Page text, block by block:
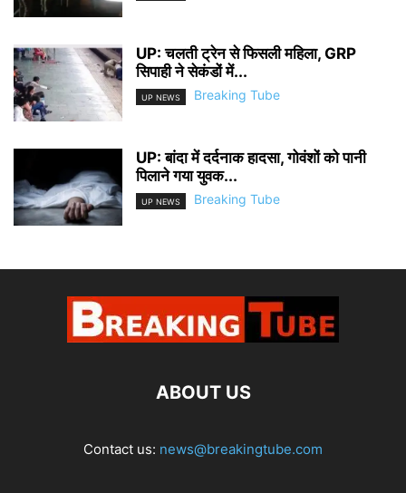
UP: चलती ट्रेन से फिसली महिला, GRP
सिपाही ने सेकंडों में...
UP NEWS Breaking Tube
UP: बांदा में दर्दनाक हादसा, गोवंशों को पानी
पिलाने गया युवक...
UP NEWS Breaking Tube
ABOUT US
Contact us: news@breakingtube.com